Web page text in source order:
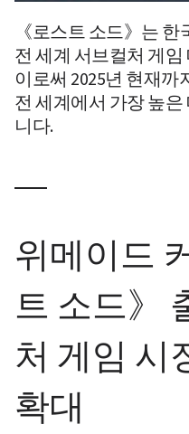
《로스트 소드》는
전 세계 서브컬처 게
이로써 2025년 현재
전 세계에서 가장 높
니다.
위메이드
트 소드》
처 게임 시
확대